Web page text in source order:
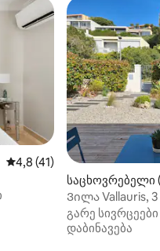
საშუალო შეფასებაა
4,8 (41)
საცხოვრებელი
Ვილა Vallauris,
გარე სივრცეები
დაბინავება